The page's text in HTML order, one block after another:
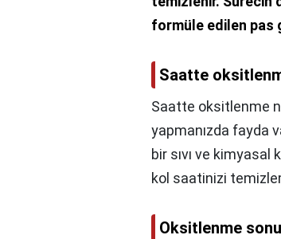
formüle edilen pas
Saatte
Saatte oksitlenme
yapmanızda fayda
bir sıvı ve
kol saatinizi
Oksitlenme